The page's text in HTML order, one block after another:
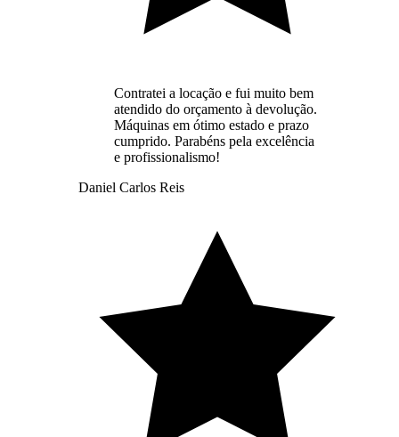
Contratei a locação e fui muito bem
atendido do orçamento à devolução.
Máquinas em ótimo estado e prazo
cumprido. Parabéns pela excelência
e profissionalismo!
Daniel Carlos Reis